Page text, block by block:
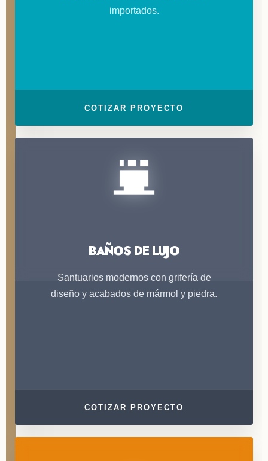
importados.
COTIZAR PROYECTO
BAÑOS DE LUJO
Santuarios modernos con grifería de
diseño y acabados de mármol y piedra.
COTIZAR PROYECTO